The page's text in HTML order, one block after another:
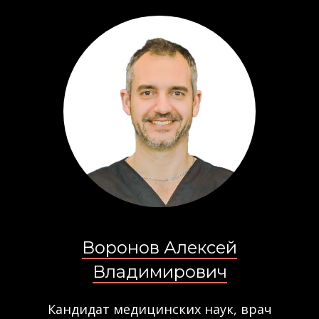
Воронов Алексей
Владимирович
Кандидат медицинских наук, врач